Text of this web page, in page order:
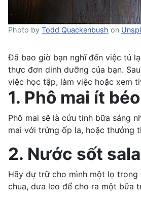
Photo by Todd Quackenbush on
Đã bao giờ bạn nghĩ đến việc tủ
thực đơn dinh dưỡng của bạn.
việc học tập, làm việc hoặc xem
1. Phô mai ít béo
Phô mai sẽ là cứu tinh bữa sáng
mai với trứng ốp la, hoặc thưởng
2. Nước sốt
Hãy dự trữ cho mình một lọ
chua, dưa leo để cho ra một bữa